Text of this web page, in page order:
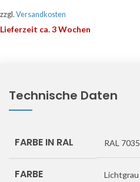
zzgl. Versandkosten
Lieferzeit ca. 3 Wochen
Technische Daten
FARBE IN RAL RAL 7035
FARBE Lichtgrau